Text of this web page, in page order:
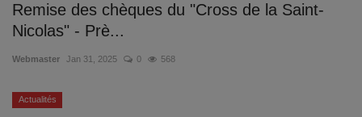
Remise des chèques du "Cross de la Saint-
Nicolas" - Prè...
Webmaster Jan 31, 2025 0 568
Actualités